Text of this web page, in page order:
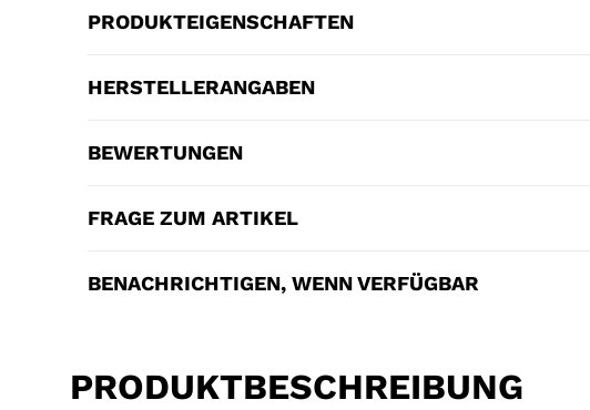
PRODUKTEIGENSCHAFTEN
HERSTELLERANGABEN
BEWERTUNGEN
FRAGE ZUM ARTIKEL
BENACHRICHTIGEN, WENN VERFÜGBAR
PRODUKTBESCHREIBUNG